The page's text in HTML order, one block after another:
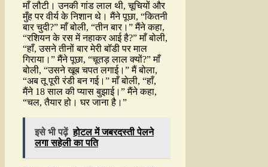
माँ लौटी। उनकी गांड लाल थी, चूचियों और
मुँह पर वीर्य के निशान थे। मैंने पूछा, “कितनी
बार चुदी?” माँ बोली, “तीन बार।” मैंने कहा,
“रशियन के रस में नहाकर आई है?” माँ बोली,
“हाँ, उसने तीनों बार मेरी बॉडी पर माल
गिराया।” मैंने पूछा, “चूतड़ लाल क्यों?” माँ
बोली, “उसने खूब चपत लगाई।” मैं बोला,
“अब तू पूरी रंडी बन गई।” माँ बोली, “हाँ,
मैंने 18 साल की प्यास बुझाई।” मैंने कहा,
“चल, तैयार हो। घर जाना है।”
इसे भी पढ़ें होटल में जबरदस्ती पेलने
लगा सहेली का पति